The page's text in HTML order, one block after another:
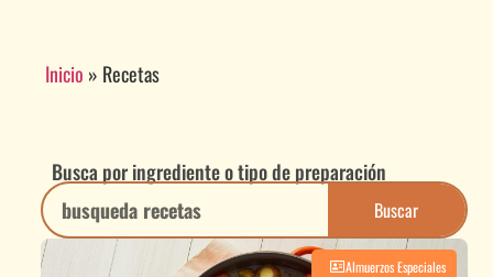
Inicio » Recetas
Busca por ingrediente o tipo de preparación
Buscar
Almuerzos Especiales